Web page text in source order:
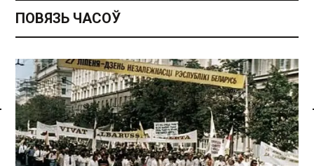
Спасылка без VPN
ПОВЯЗЬ ЧАСОЎ